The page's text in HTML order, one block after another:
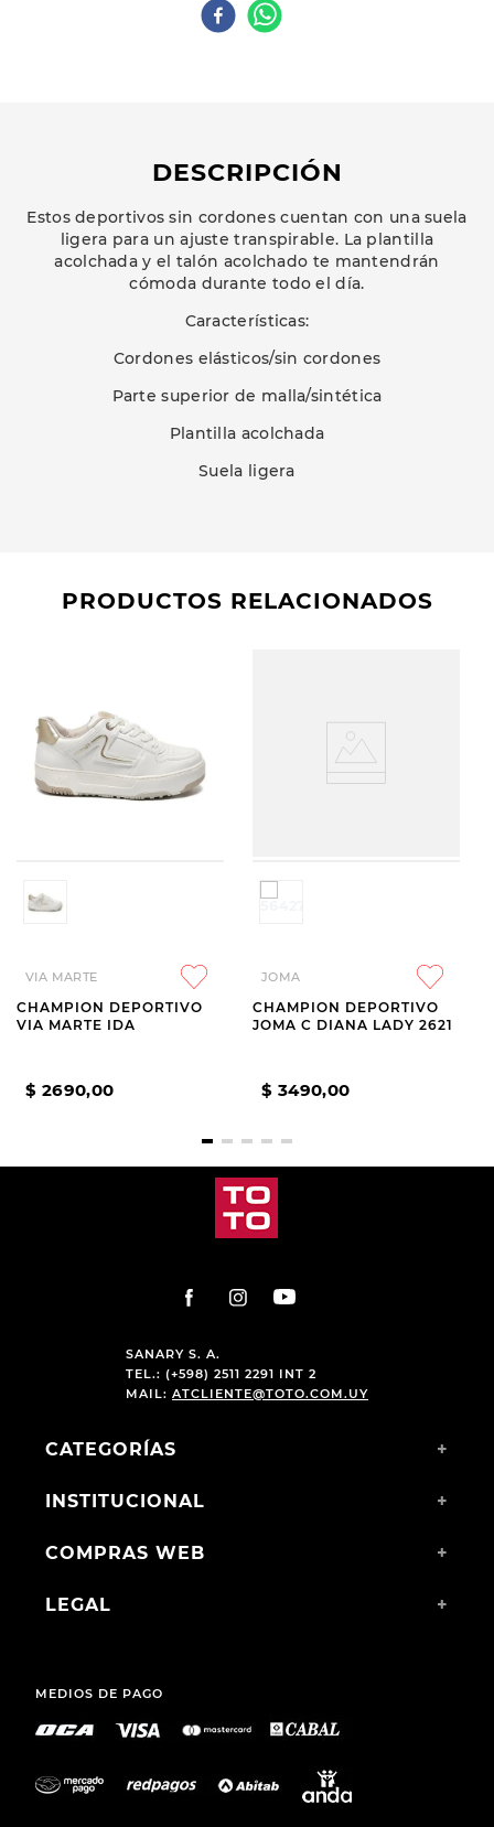
DESCRIPCIÓN
Estos deportivos sin cordones cuentan con una suela
ligera para un ajuste transpirable. La plantilla
acolchada y el talón acolchado te mantendrán
cómoda durante todo el día.
Características:
Cordones elásticos/sin cordones
Parte superior de malla/sintética
Plantilla acolchada
Suela ligera
PRODUCTOS RELACIONADOS
VIA MARTE
CHAMPION DEPORTIVO
VIA MARTE IDA
$ 2690,00
JOMA
CHAMPION DEPORTIVO
JOMA C DIANA LADY 2621
$ 3490,00
SANARY S. A.
TEL.: (+598) 2511 2291 INT 2
MAIL: ATCLIENTE@TOTO.COM.UY
CATEGORÍAS +
INSTITUCIONAL +
COMPRAS WEB +
LEGAL +
MEDIOS DE PAGO